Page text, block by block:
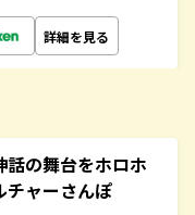
詳細を見る
の舞台をホロホ
ャーさんぽ